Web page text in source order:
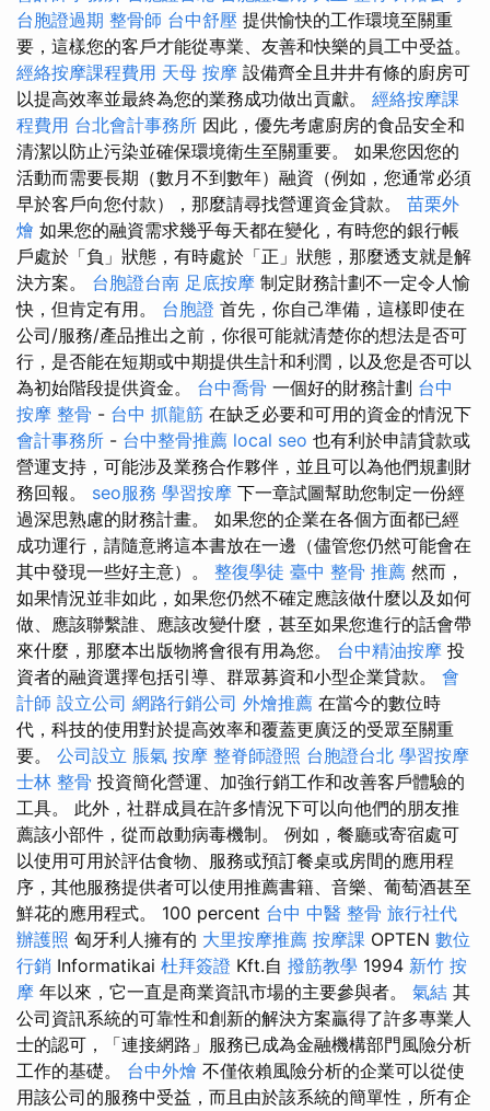
台胞證過期 整骨師 台中舒壓 提供愉快的工作環境至關重
要，這樣您的客戶才能從專業、友善和快樂的員工中受益。
經絡按摩課程費用 天母 按摩 設備齊全且井井有條的廚房可
以提高效率並最終為您的業務成功做出貢獻。 經絡按摩課
程費用 台北會計事務所 因此，優先考慮廚房的食品安全和
清潔以防止污染並確保環境衛生至關重要。 如果您因您的
活動而需要長期（數月不到數年）融資（例如，您通常必須
早於客戶向您付款），那麼請尋找營運資金貸款。 苗栗外
燴 如果您的融資需求幾乎每天都在變化，有時您的銀行帳
戶處於「負」狀態，有時處於「正」狀態，那麼透支就是解
決方案。 台胞證台南 足底按摩 制定財務計劃不一定令人愉
快，但肯定有用。 台胞證 首先，你自己準備，這樣即使在
公司/服務/產品推出之前，你很可能就清楚你的想法是否可
行，是否能在短期或中期提供生計和利潤，以及您是否可以
為初始階段提供資金。 台中喬骨 一個好的財務計劃 台中
按摩 整骨 - 台中 抓龍筋 在缺乏必要和可用的資金的情況下
會計事務所 - 台中整骨推薦 local seo 也有利於申請貸款或
營運支持，可能涉及業務合作夥伴，並且可以為他們規劃財
務回報。 seo服務 學習按摩 下一章試圖幫助您制定一份經
過深思熟慮的財務計畫。 如果您的企業在各個方面都已經
成功運行，請隨意將這本書放在一邊（儘管您仍然可能會在
其中發現一些好主意）。 整復學徒 臺中 整骨 推薦 然而，
如果情況並非如此，如果您仍然不確定應該做什麼以及如何
做、應該聯繫誰、應該改變什麼，甚至如果您進行的話會帶
來什麼，那麼本出版物將會很有用為您。 台中精油按摩 投
資者的融資選擇包括引導、群眾募資和小型企業貸款。 會
計師 設立公司 網路行銷公司 外燴推薦 在當今的數位時
代，科技的使用對於提高效率和覆蓋更廣泛的受眾至關重
要。 公司設立 脹氣 按摩 整脊師證照 台胞證台北 學習按摩
士林 整骨 投資簡化營運、加強行銷工作和改善客戶體驗的
工具。 此外，社群成員在許多情況下可以向他們的朋友推
薦該小部件，從而啟動病毒機制。 例如，餐廳或寄宿處可
以使用可用於評估食物、服務或預訂餐桌或房間的應用程
序，其他服務提供者可以使用推薦書籍、音樂、葡萄酒甚至
鮮花的應用程式。 100 percent 台中 中醫 整骨 旅行社代
辦護照 匈牙利人擁有的 大里按摩推薦 按摩課 OPTEN 數位
行銷 Informatikai 杜拜簽證 Kft.自 撥筋教學 1994 新竹 按
摩 年以來，它一直是商業資訊市場的主要參與者。 氣結 其
公司資訊系統的可靠性和創新的解決方案贏得了許多專業人
士的認可，「連接網路」服務已成為金融機構部門風險分析
工作的基礎。 台中外燴 不僅依賴風險分析的企業可以從使
用該公司的服務中受益，而且由於該系統的簡單性，所有企